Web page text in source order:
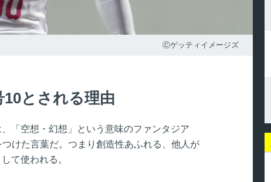
Ⓒゲッティイメージズ
とされる理由
「空想・幻想」という意味のファンタジア
けた言葉だ。つまり創造性あふれる、他人が
て使われる。